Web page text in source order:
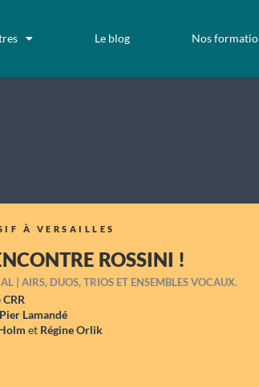
Le blog Nos
À VERSAILLES
ROSSINI !
| AIRS, DUOS, TRIOS ET ENSEMBLES VOCAUX.
CRR
Pier Lamandé
et Régine Orlik